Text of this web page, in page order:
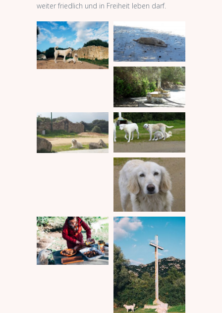
weiter friedlich und in Freiheit leben darf.